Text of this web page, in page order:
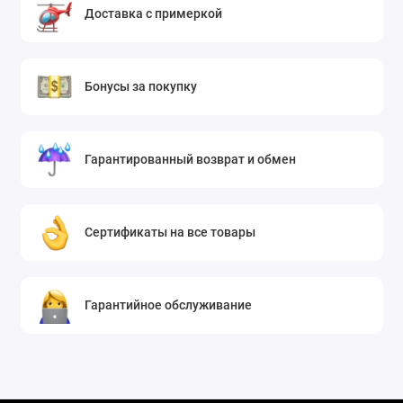
Доставка с примеркой
Бонусы за покупку
Гарантированный возврат и обмен
Сертификаты на все товары
Гарантийное обслуживание